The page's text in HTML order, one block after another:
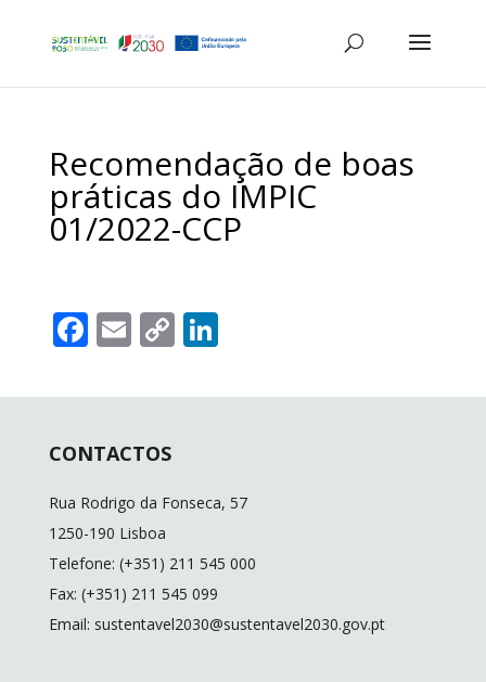
Recomendação de boas
práticas do IMPIC
01/2022-CCP
F
e
o
o
k
E
ai
C
p
n
Li
k
n
CONTACTOS
Rua Rodrigo da Fonseca, 57
1250-190 Lisboa
Telefone: (+351) 211 545 000
Fax: (+351) 211 545 099
Email: sustentavel2030@sustentavel2030.gov.pt